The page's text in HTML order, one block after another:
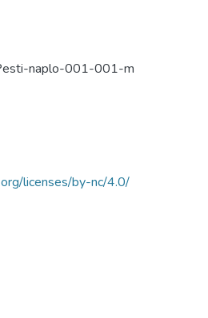
naplo-001-001-m
licenses/by-nc/4.0/